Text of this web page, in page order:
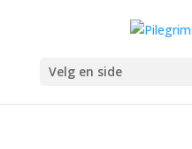
Velg en side